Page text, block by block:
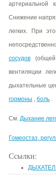
артериальной
Снижение
легких. При
сосудов (общей
вентиляции
дыхательные
гормоны , боль .
См. Дыхание
Гомеостаз,
Ссылки: